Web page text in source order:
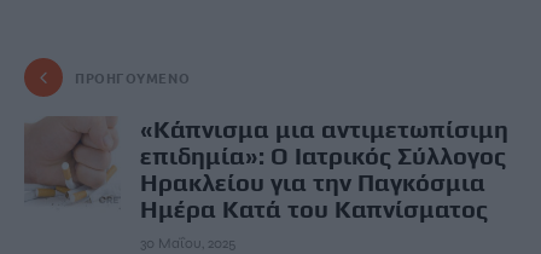
ΠΡΟΗΓΟΎΜΕΝΟ
«Κάπνισμα μια αντιμετωπίσιμη
επιδημία»: Ο Ιατρικός Σύλλογος
Ηρακλείου για την Παγκόσμια
Ημέρα Κατά του Καπνίσματος
30 Μαΐου, 2025